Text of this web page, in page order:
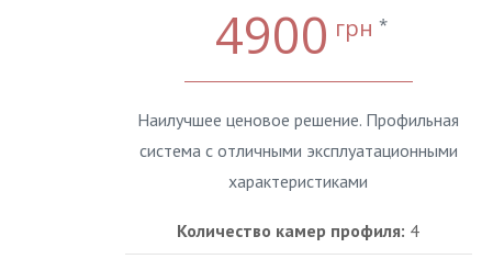
4900 грн *
Наилучшее ценовое решение. Профильная
система с отличными эксплуатационными
характеристиками
Количество камер профиля: 4